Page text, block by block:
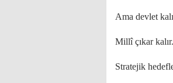
Ama devlet
Millî çıkar kalır.
Stratejik